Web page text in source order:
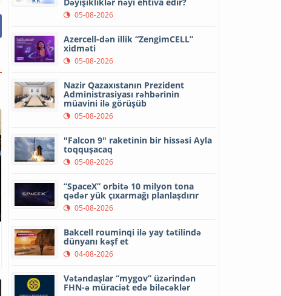
05-08-2026
Azercell-dən illik “ZengimCELL”
xidməti
05-08-2026
Nazir Qazaxıstanın Prezident
Administrasiyası rəhbərinin
müavini ilə görüşüb
05-08-2026
"Falcon 9" raketinin bir hissəsi Ayla
toqquşacaq
05-08-2026
“SpaceX” orbitə 10 milyon tona
qədər yük çıxarmağı planlaşdırır
05-08-2026
Bakcell rouminqi ilə yay tətilində
dünyanı kəşf et
04-08-2026
Vətəndaşlar “mygov” üzərindən
FHN-ə müraciət edə biləcəklər